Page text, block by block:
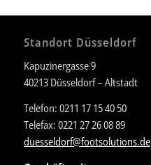
Standort Düsseldorf
Kapuzinergasse 9
40213 Düsseldorf – Altstadt
Telefon: 0211 17 15 40 50
Telefax: 0221 27 26 08 89
duesseldorf@footsolutions.de